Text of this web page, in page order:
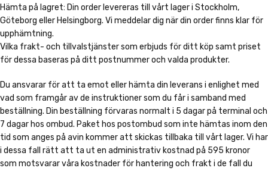
Hämta på lagret: Din order levereras till vårt lager i Stockholm,
Göteborg eller Helsingborg. Vi meddelar dig när din order finns klar för
upphämtning.
Vilka frakt- och tillvalstjänster som erbjuds för ditt köp samt priset
för dessa baseras på ditt postnummer och valda produkter.
Du ansvarar för att ta emot eller hämta din leverans i enlighet med
vad som framgår av de instruktioner som du får i samband med
beställning. Din beställning förvaras normalt i 5 dagar på terminal och
7 dagar hos ombud. Paket hos postombud som inte hämtas inom den
tid som anges på avin kommer att skickas tillbaka till vårt lager. Vi har
i dessa fall rätt att ta ut en administrativ kostnad på 595 kronor
som motsvarar våra kostnader för hantering och frakt i de fall du